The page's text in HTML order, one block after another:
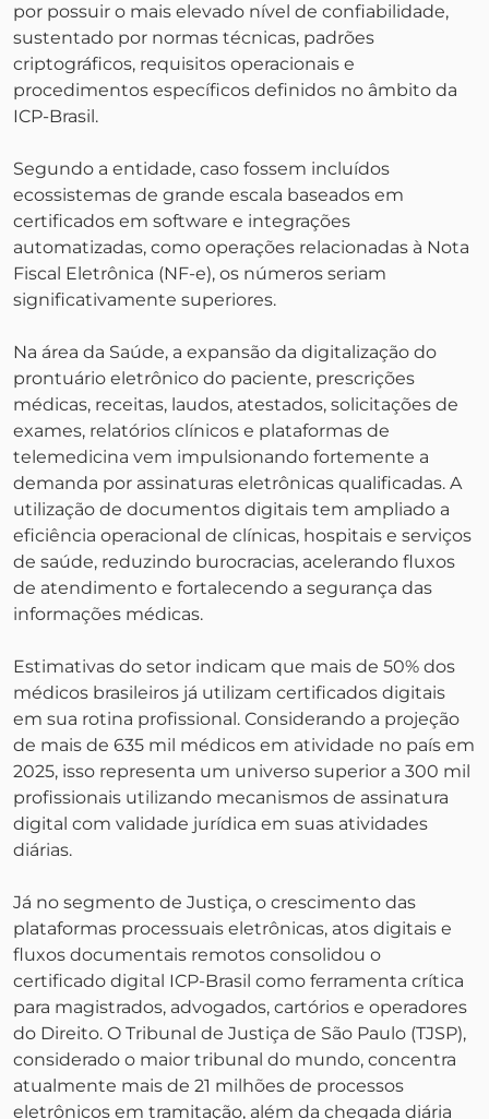
por possuir o mais elevado nível de confiabilidade,
sustentado por normas técnicas, padrões
criptográficos, requisitos operacionais e
procedimentos específicos definidos no âmbito da
ICP-Brasil.
Segundo a entidade, caso fossem incluídos
ecossistemas de grande escala baseados em
certificados em software e integrações
automatizadas, como operações relacionadas à Nota
Fiscal Eletrônica (NF-e), os números seriam
significativamente superiores.
Na área da Saúde, a expansão da digitalização do
prontuário eletrônico do paciente, prescrições
médicas, receitas, laudos, atestados, solicitações de
exames, relatórios clínicos e plataformas de
telemedicina vem impulsionando fortemente a
demanda por assinaturas eletrônicas qualificadas. A
utilização de documentos digitais tem ampliado a
eficiência operacional de clínicas, hospitais e serviços
de saúde, reduzindo burocracias, acelerando fluxos
de atendimento e fortalecendo a segurança das
informações médicas.
Estimativas do setor indicam que mais de 50% dos
médicos brasileiros já utilizam certificados digitais
em sua rotina profissional. Considerando a projeção
de mais de 635 mil médicos em atividade no país em
2025, isso representa um universo superior a 300 mil
profissionais utilizando mecanismos de assinatura
digital com validade jurídica em suas atividades
diárias.
Já no segmento de Justiça, o crescimento das
plataformas processuais eletrônicas, atos digitais e
fluxos documentais remotos consolidou o
certificado digital ICP-Brasil como ferramenta crítica
para magistrados, advogados, cartórios e operadores
do Direito. O Tribunal de Justiça de São Paulo (TJSP),
considerado o maior tribunal do mundo, concentra
atualmente mais de 21 milhões de processos
eletrônicos em tramitação, além da chegada diária